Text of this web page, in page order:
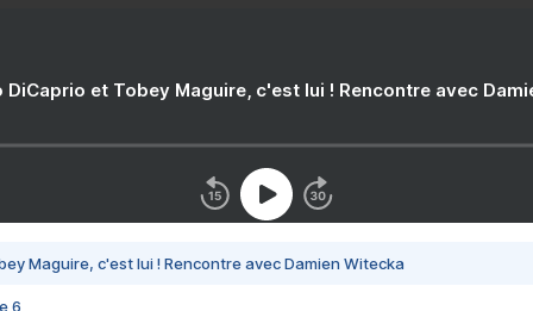
DiCaprio et Tobey Maguire, c'est lui ! Rencontre avec
Maguire, c'est lui ! Rencontre avec Damien Witecka
6